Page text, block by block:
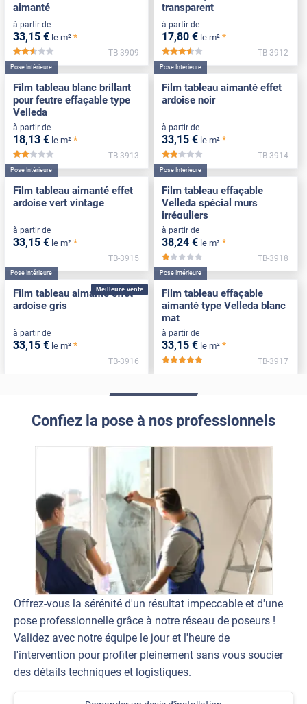
aimanté
à partir de
33,15 € le m² *
*****
TB-3909
transparent
à partir de
17,80 € le m² *
*****
TB-3912
Pose Intérieure
Film tableau blanc brillant
pour feutre effaçable type
Velleda
à partir de
18,13 € le m² *
*****
TB-3913
Pose Intérieure
Film tableau aimanté effet
ardoise noir
à partir de
33,15 € le m² *
*****
TB-3914
Pose Intérieure
Film tableau aimanté effet
ardoise vert vintage
à partir de
33,15 € le m² *
TB-3915
Pose Intérieure
Film tableau effaçable
Velleda spécial murs
irréguliers
à partir de
38,24 € le m² *
*****
TB-3918
Meilleure vente
Pose Intérieure
Film tableau aimanté effet
ardoise gris
à partir de
33,15 € le m² *
TB-3916
Pose Intérieure
Film tableau effaçable
aimanté type Velleda blanc
mat
à partir de
33,15 € le m² *
TB-3917
Confiez la pose à nos professionnels
Offrez-vous la sérénité d'un résultat impeccable et d'une
pose professionnelle grâce à notre réseau de poseurs !
Validez avec notre équipe le jour et l'heure de
l'intervention pour profiter pleinement sans vous soucier
des détails techniques et logistiques.